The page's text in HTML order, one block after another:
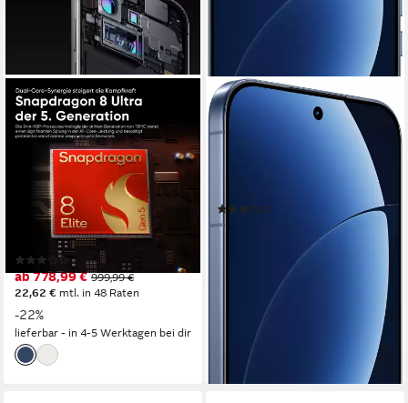
REALME
Realme GT 8 Pro 5G Handy,
16+512 GB, Snapdragon 8
Elite Gen 5 Chipset
Smartphone
17,25 cm/6.79 Zoll Bildschirmdiagonale
512 GB Speicherkapazität
Kamera
(2)
ab 778,99 € 999,99 €
22,62 € mtl. in 48 Raten
-22%
lieferbar - in 4-5 Werktagen bei dir
REALME
GT8 Pro Smartphone
Bildschirmdiagonale
ab 698,99 €
999,00 €
mtl. in 48 Raten
lieferbar - in 4-5 Werktagen bei dir